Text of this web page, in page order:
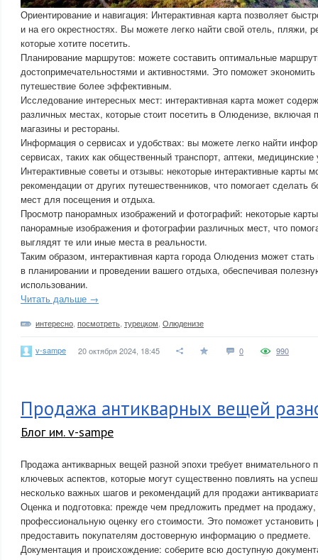
Ориентирование и навигация: Интерактивная карта позволяет
и на его окрестностях. Вы можете легко найти свой отель, пляжи,
которые хотите посетить.
Планирование маршрутов: можете составить оптимальные
достопримечательностями и активностями. Это поможет
путешествие более эффективным.
Исследование интересных мест: интерактивная карта может
различных местах, которые стоит посетить в Олюденизе,
магазины и рестораны.
Информация о сервисах и удобствах: вы можете легко найти
сервисах, таких как общественный транспорт, аптеки,
Интерактивные советы и отзывы: некоторые интерактивные карты
рекомендации от других путешественников, что помогает сделать
мест для посещения и отдыха.
Просмотр панорамных изображений и фотографий: некоторые
панорамные изображения и фотографии различных мест, что
выглядят те или иные места в реальности.
Таким образом, интерактивная карта города Олюдениз может
в планировании и проведении вашего отдыха, обеспечивая
использовании.
Читать дальше →
интересно посмотреть турецком Олюденизе
v-sampe 20 октября 2024, 18:45 0 990
Продажа антикварных вещей
Блог им. v-sampe
Продажа антикварных вещей разной эпохи требует внимательного
ключевых аспектов, которые могут существенно повлиять на
несколько важных шагов и рекомендаций для продажи
Оценка и подготовка: прежде чем предложить предмет на
профессиональную оценку его стоимости. Это поможет
предоставить покупателям достоверную информацию о предмете.
Документация и происхождение: соберите всю доступную